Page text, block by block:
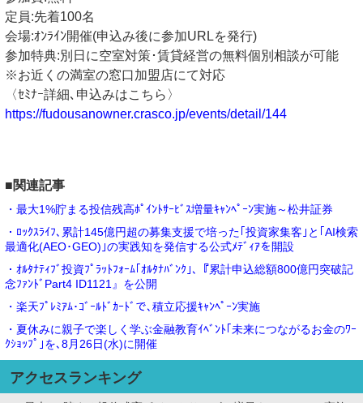
定員:先着100名
会場:ｵﾝﾗｲﾝ開催(申込み後に参加URLを発行)
参加特典:別日に空室対策･賃貸経営の無料個別相談が可能
※お近くの満室の窓口加盟店にて対応
〈ｾﾐﾅｰ詳細､申込みはこちら〉
https://fudousanowner.crasco.jp/events/detail/144
■関連記事
・最大1%貯まる投信残高ﾎﾟｲﾝﾄｻｰﾋﾞｽ増量ｷｬﾝﾍﾟｰﾝ実施～松井証券
・ﾛｯｸｽﾗｲﾌ､累計145億円超の募集支援で培った｢投資家集客｣と｢AI検索
最適化(AEO･GEO)｣の実践知を発信する公式ﾒﾃﾞｨｱを開設
・ｵﾙﾀﾅﾃｨﾌﾞ投資ﾌﾟﾗｯﾄﾌｫｰﾑ｢ｵﾙﾀﾅﾊﾞﾝｸ｣､『累計申込総額800億円突破記
念ﾌｧﾝﾄﾞPart4 ID1121』を公開
・楽天ﾌﾟﾚﾐｱﾑ･ｺﾞｰﾙﾄﾞｶｰﾄﾞで､積立応援ｷｬﾝﾍﾟｰﾝ実施
・夏休みに親子で楽しく学ぶ金融教育ｲﾍﾞﾝﾄ｢未来につながるお金のﾜｰ
ｸｼｮｯﾌﾟ｣を､8月26日(水)に開催
アクセスランキング